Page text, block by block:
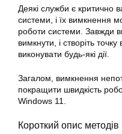
Деякі служби є критично
системи, і їх вимкнення
роботи системи. Завжди
вимкнути, і створіть
виконувати будь-які дії.
Загалом, вимкнення
покращити швидкість
Windows 11.
Короткий опис методів